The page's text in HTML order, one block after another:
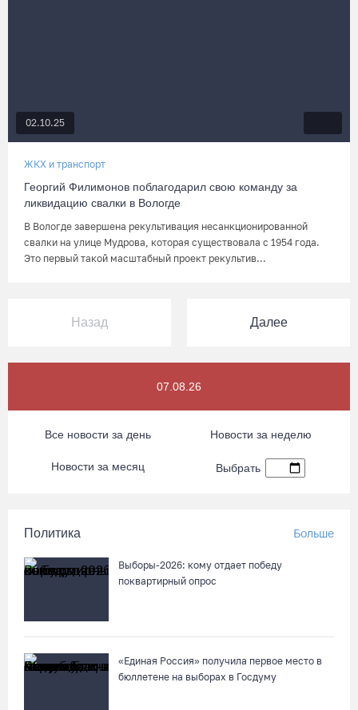
02.10.25
ЖКХ и транспорт
Георгий Филимонов поблагодарил свою команду за
ликвидацию свалки в Вологде
В Вологде завершена рекультивация несанкционированной
свалки на улице Мудрова, которая существовала с 1954 года.
Это первый такой масштабный проект рекультив...
Назад Далее
07.08.26
Все новости за день Новости за неделю
Новости за месяц Выбрать
Политика Больше
Выборы-2026: кому отдает победу
поквартирный опрос
«Единая Россия» получила первое место в
бюллетене на выборах в Госдуму